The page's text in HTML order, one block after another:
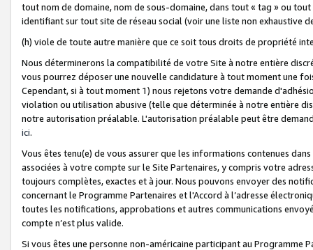
tout nom de domaine, nom de sous-domaine, dans tout « tag » ou
identifiant sur tout site de réseau social (voir une liste non exhaustive
(h) viole de toute autre manière que ce soit tous droits de propriété
Nous déterminerons la compatibilité de votre Site à notre entière
vous pourrez déposer une nouvelle candidature à tout moment une
Cependant, si à tout moment 1) nous rejetons votre demande
violation ou utilisation abusive (telle que déterminée à notre entière
notre autorisation préalable. L'autorisation préalable peut être
ici.
Vous êtes tenu(e) de vous assurer que les informations contenues
associées à votre compte sur le Site Partenaires, y compris votre
toujours complètes, exactes et à jour. Nous pouvons envoyer des
concernant le Programme Partenaires et l'Accord à l’adresse
toutes les notifications, approbations et autres communications
compte n’est plus valide.
Si vous êtes une personne non-américaine participant au